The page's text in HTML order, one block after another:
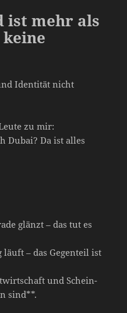
ist mehr als
Identität nicht
zu mir:
Dubai? Da ist alles
glänzt – das tut es
– das Gegenteil ist
und Schein-
sind**.